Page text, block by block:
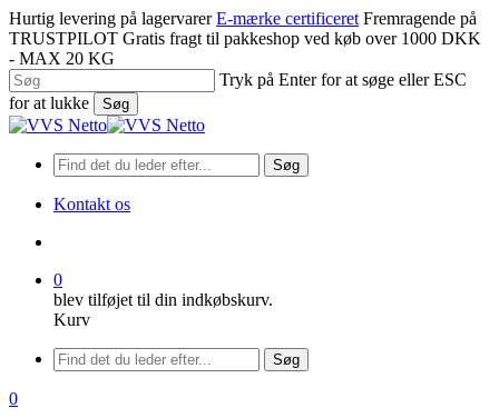
Spring
til
hovedindhold
Hurtig levering på lagervarer E-mærke certificeret Fremragende på
TRUSTPILOT Gratis fragt til pakkeshop ved køb over 1000 DKK
- MAX 20 KG
Tryk på Enter for at søge eller ESC
for at lukke
Søg
Luk
Søg
Kontakt os
0
blev tilføjet til din indkøbskurv.
Kurv
Menu
Søg
søge
0